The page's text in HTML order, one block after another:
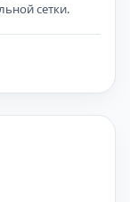
сетки.